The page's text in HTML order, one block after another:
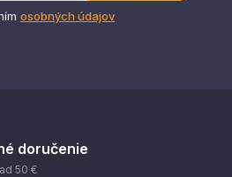
osobných údajov
doručenie
50 €